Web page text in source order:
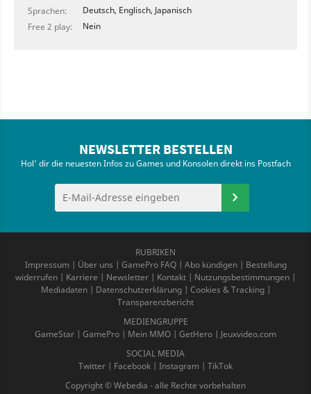
Sprachen:
Deutsch, Englisch, Japanisch
Free 2 play:
Nein
NEWSLETTER BESTELLEN
Hol' dir die neuesten Infos zu Games und Konsolen direkt ins Postfach
RUBRIKEN
Impressum| Über uns | GamePro FAQ| Abo kündigen| Bestellung
widerrufen | Karriere | Newsletter | Kontakt | Nutzungsbestimmungen |
Mediadaten| Datenschutzerklärung| Cookies & Tracking|
Transparenzbericht
MEDIENGRUPPE
GameStar | GamePro | Mein MMO | GetHero | Jeuxvideo.com
SOCIAL MEDIA
Twitter | Facebook | Instagram | TikTok
Copyright © Webedia - alle Rechte vorbehalten